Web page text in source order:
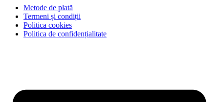
Metode de plată
Termeni și condiții
Politica cookies
Politica de confidențialitate